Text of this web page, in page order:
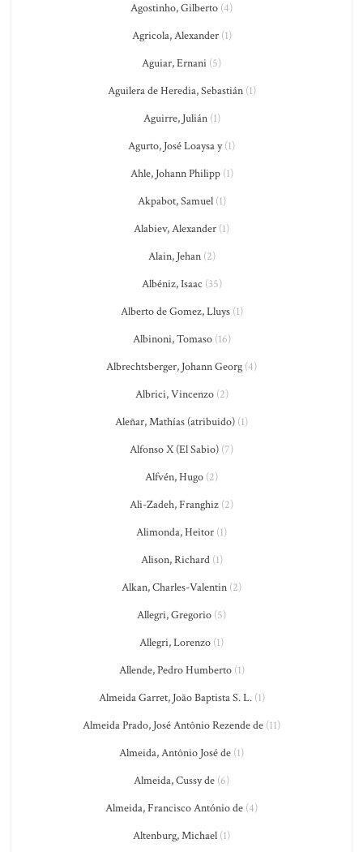
Agostinho, Gilberto (4)
Agricola, Alexander(1)
Aguiar, Ernani (5)
Aguilera de Heredia, Sebastián(1)
Aguirre, Julián(1)
Agurto, José Loaysa y(1)
Ahle, Johann Philipp(1)
Akpabot, Samuel(1)
Alabiev, Alexander (1)
Alain, Jehan(2)
Albéniz, Isaac (35)
Alberto de Gomez, Lluys(1)
Albinoni, Tomaso(16)
Albrechtsberger, Johann Georg (4)
Albrici, Vincenzo(2)
Aleñar, Mathías (atribuido) (1)
Alfonso X (El Sabio) (7)
Alfvén, Hugo (2)
Ali-Zadeh, Franghiz (2)
Alimonda, Heitor (1)
Alison, Richard(1)
Alkan, Charles-Valentin (2)
Allegri, Gregorio (5)
Allegri, Lorenzo (1)
Allende, Pedro Humberto(1)
Almeida Garret, João Baptista S. L.(1)
Almeida Prado, José Antônio Rezende de (11)
Almeida, Antônio José de (1)
Almeida, Cussy de (6)
Almeida, Francisco António de (4)
Altenburg, Michael (1)